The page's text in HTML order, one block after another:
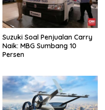
Suzuki Soal Penjualan Carry
Naik: MBG Sumbang 10
Persen